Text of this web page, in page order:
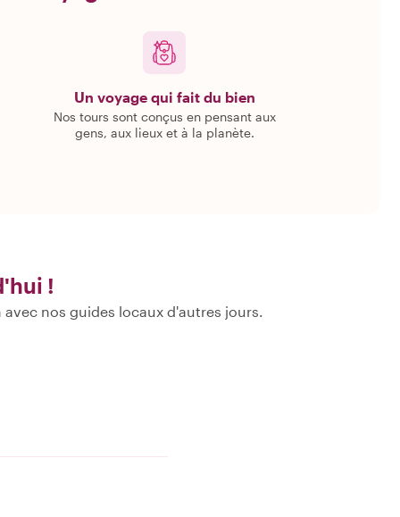
Un voyage qui fait du bien
Nos tours sont conçus en pensant aux
gens, aux lieux et à la planète.
!
nos guides locaux d'autres jours.